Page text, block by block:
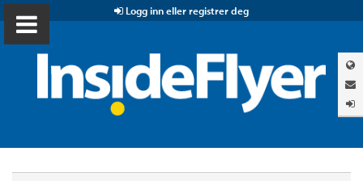
Logg inn eller registrer deg